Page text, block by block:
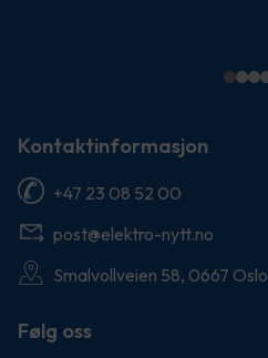
Kontaktinformasjon
+47 23 08 52 00
post@elektro-nytt.no
Smalvollveien 58, 0667 Oslo
Følg oss